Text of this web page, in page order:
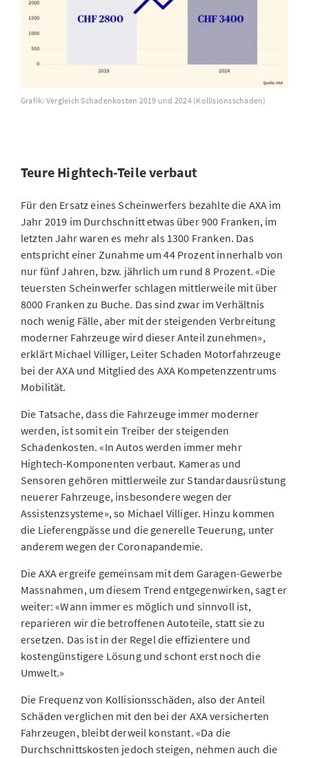
Grafik: Vergleich Schadenkosten 2019 und 2024 (Kollisionsschäden)
Teure Hightech-Teile verbaut
Für den Ersatz eines Scheinwerfers bezahlte die AXA im
Jahr 2019 im Durchschnitt etwas über 900 Franken, im
letzten Jahr waren es mehr als 1300 Franken. Das
entspricht einer Zunahme um 44 Prozent innerhalb von
nur fünf Jahren, bzw. jährlich um rund 8 Prozent. «Die
teuersten Scheinwerfer schlagen mittlerweile mit über
8000 Franken zu Buche. Das sind zwar im Verhältnis
noch wenig Fälle, aber mit der steigenden Verbreitung
moderner Fahrzeuge wird dieser Anteil zunehmen»,
erklärt Michael Villiger, Leiter Schaden Motorfahrzeuge
bei der AXA und Mitglied des AXA Kompetenzzentrums
Mobilität.
Die Tatsache, dass die Fahrzeuge immer moderner
werden, ist somit ein Treiber der steigenden
Schadenkosten. «In Autos werden immer mehr
Hightech-Komponenten verbaut. Kameras und
Sensoren gehören mittlerweile zur Standardausrüstung
neuerer Fahrzeuge, insbesondere wegen der
Assistenzsysteme», so Michael Villiger. Hinzu kommen
die Lieferengpässe und die generelle Teuerung, unter
anderem wegen der Coronapandemie.
Die AXA ergreife gemeinsam mit dem Garagen-Gewerbe
Massnahmen, um diesem Trend entgegenwirken, sagt er
weiter: «Wann immer es möglich und sinnvoll ist,
reparieren wir die betroffenen Autoteile, statt sie zu
ersetzen. Das ist in der Regel die effizientere und
kostengünstigere Lösung und schont erst noch die
Umwelt.»
Die Frequenz von Kollisionsschäden, also der Anteil
Schäden verglichen mit den bei der AXA versicherten
Fahrzeugen, bleibt derweil konstant. «Da die
Durchschnittskosten jedoch steigen, nehmen auch die